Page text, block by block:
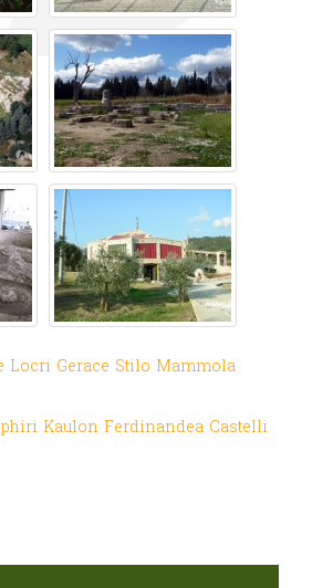
Locri Gerace Stilo Mammola
Kaulon Ferdinandea Castelli